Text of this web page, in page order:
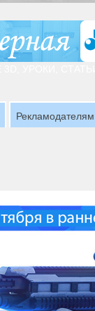
Рекламодателям